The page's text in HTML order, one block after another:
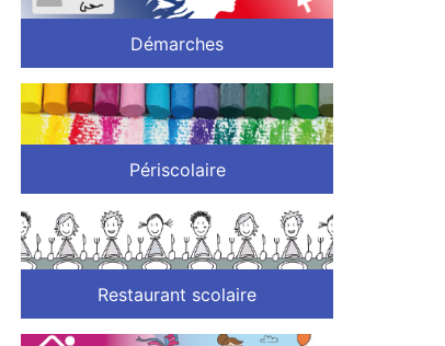
Démarches
Périscolaire
Restaurant scolaire